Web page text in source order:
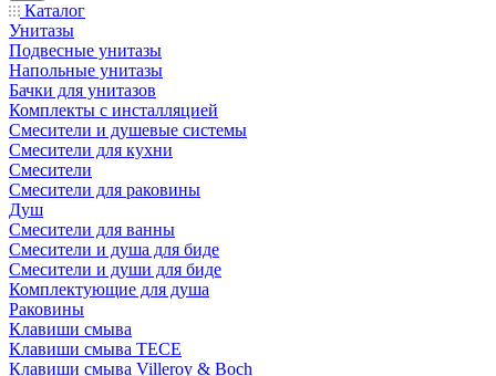
Каталог
Унитазы
Подвесные унитазы
Напольные унитазы
Бачки для унитазов
Комплекты с инсталляцией
Смесители и душевые системы
Смесители для кухни
Смесители
Смесители для раковины
Душ
Смесители для ванны
Смесители и душа для биде
Смесители и души для биде
Комплектующие для душа
Раковины
Клавиши смыва
Клавиши смыва TECE
Клавиши смыва Villeroy & Boch